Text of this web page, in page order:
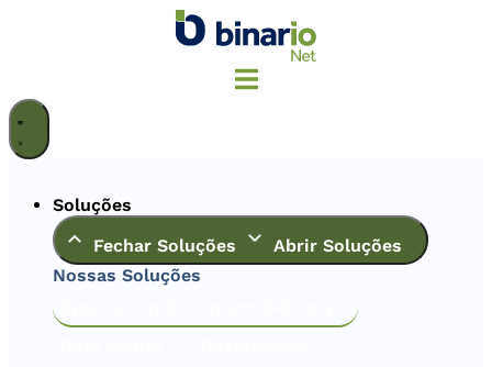
Soluções
Fechar Soluções
Abrir Soluções
Nossas Soluções